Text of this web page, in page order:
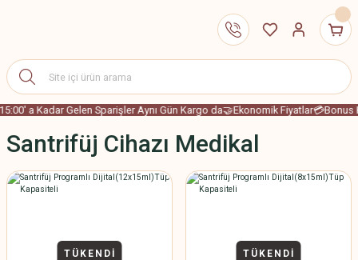
a Kadar Gelen Sparişler Aynı Gün Kargo da🤝Ekonomik Fiyatlar💳Bonus
Santrifüj Cihazı Medikal
TÜKENDİ TÜKENDİ